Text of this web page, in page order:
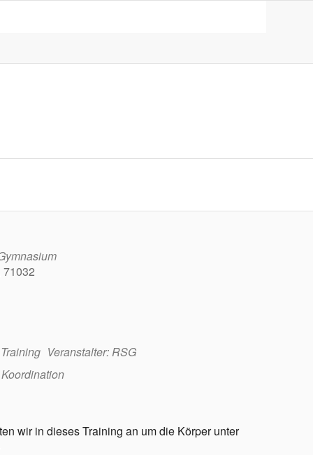
71032
Veranstalter: RSG
Koordination
wir in dieses Training an um die Körper unter